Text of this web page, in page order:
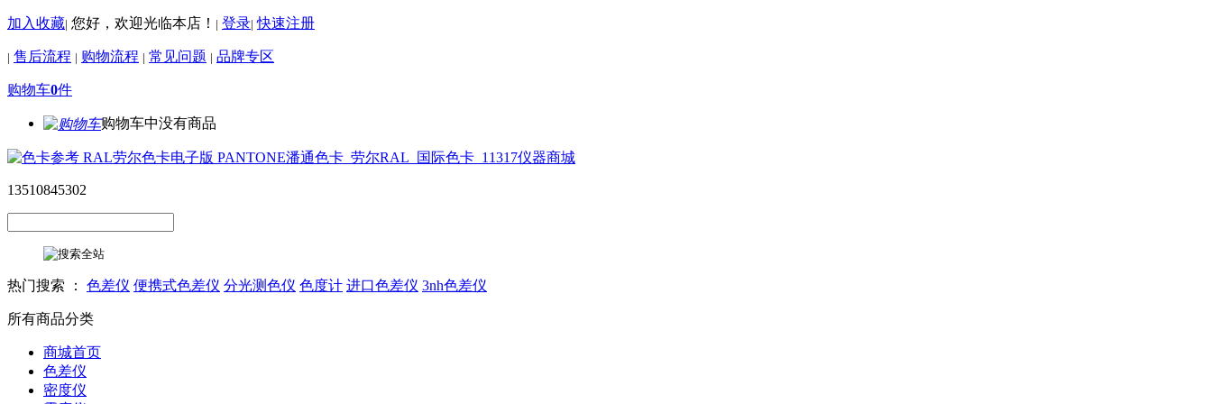
加入收藏| 您好，欢迎光临本店！ | 登录| 快速注册
| 售后流程 | 购物流程 | 常见问题 | 品牌专区
购物车0件
购物车中没有商品
13510845302
热门搜索 ： 色差仪 便携式色差仪 分光测色仪 色度计 进口色差仪 3nh色差仪
所有商品分类
商城首页
色差仪
密度仪